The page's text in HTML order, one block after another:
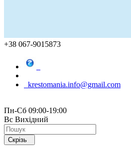
+38 067-9015873
krestomania.info@gmail.com
Пн-Сб 09:00-19:00
Вс Вихідний
Скрізь